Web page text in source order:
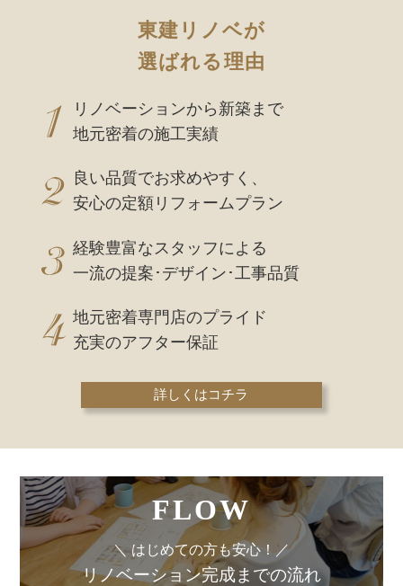
東建リノベが
選ばれる理由
リノベーションから新築まで
地元密着の施工実績
良い品質でお求めやすく、
安心の定額リフォームプラン
経験豊富なスタッフによる
一流の提案･デザイン･工事品質
地元密着専門店のプライド
充実のアフター保証
詳しくはコチラ
FLOW
＼ はじめての方も安心！／
リノベーション完成までの流れ